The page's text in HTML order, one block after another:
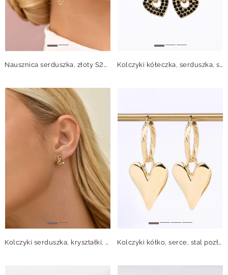
Nausznica serduszka, złoty S208218Z00 Kolczyki kółeczka, serduszka, stal pozłacana S212249Z00
Kolczyki serduszka, kryształki, stal pozłacana S211673Z00 Kolczyki kółko, serce, stal pozłacana S212667Z00